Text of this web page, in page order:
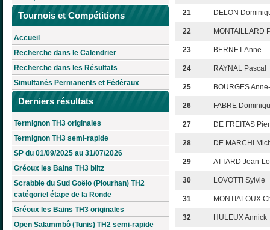
Tournois et Compétitions
Accueil
Recherche dans le Calendrier
Recherche dans les Résultats
Simultanés Permanents et Fédéraux
Derniers résultats
Termignon TH3 originales
Termignon TH3 semi-rapide
SP du 01/09/2025 au 31/07/2026
Gréoux les Bains TH3 blitz
Scrabble du Sud Goëlo (Plourhan) TH2
catégoriel étape de la Ronde
Gréoux les Bains TH3 originales
Open Salammbô (Tunis) TH2 semi-rapide
21 DELON
22 MONTAILLARD
23 BERNET Anne
24 RAYNAL Pascal
25 BOURGES
26 FABRE
27 DE FREITAS
28 DE MARCHI
29 ATTARD Jean-
30 LOVOTTI Sylvie
31 MONTIALOUX
32 HULEUX Annick